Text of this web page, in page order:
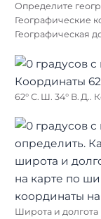
Определите
Географические
Географическая
62° С. Ш. 34° В. Д..
Широта и долгота